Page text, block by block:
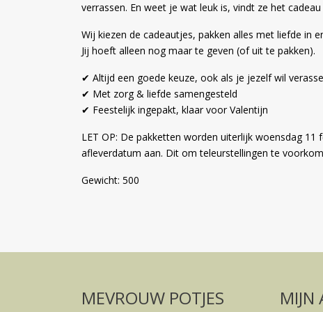
verrassen. En weet je wat leuk is, vindt ze het
Wij kiezen de cadeautjes, pakken alles met liefde in
Jij hoeft alleen nog maar te geven (of uit te pakken).
✔ Altijd een goede keuze, ook als je jezelf wil
✔ Met zorg & liefde samengesteld
✔ Feestelijk ingepakt, klaar voor Valentijn
LET OP: De pakketten worden uiterlijk woensdag
afleverdatum aan. Dit om teleurstellingen te
Gewicht: 500
MEVROUW POTJES MIJN